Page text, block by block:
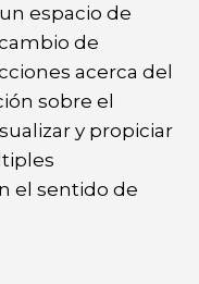
espacio de
de
acerca del
sobre el
y propiciar
el sentido de